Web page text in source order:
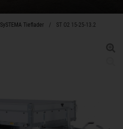
SySTEMA Tieflader ST O2 15-25-13.2